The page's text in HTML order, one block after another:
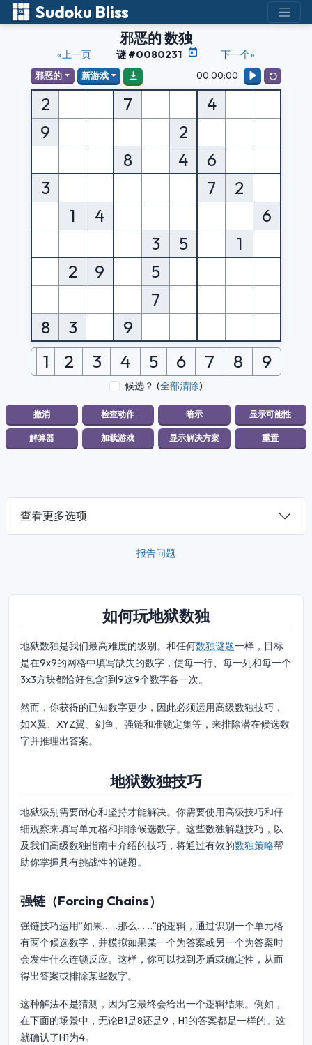
Sudoku Bliss
邪恶的 数独
«上一页 谜 #0080231 下一个»
邪恶的 新游戏 00:00:00
2 7
4
9
2
8
4
6
3
7
2
1
4
6
3
5
1
2
9
5
7
8
3 9
1 2 3 4 5 6 7 8 9
候选？ (全部清除)
查看更多选项
报告问题
如何玩地狱数独
地狱数独是我们最高难度的级别。和任何数独谜题一样，目标
是在9x9的网格中填写缺失的数字，使每一行、每一列和每一个
3x3方块都恰好包含1到9这9个数字各一次。
然而，你获得的已知数字更少，因此必须运用高级数独技巧，
如X翼、XYZ翼、剑鱼、强链和准锁定集等，来排除潜在候选数
字并推理出答案。
地狱数独技巧
地狱级别需要耐心和坚持才能解决。你需要使用高级技巧和仔
细观察来填写单元格和排除候选数字。这些数独解题技巧，以
及我们高级数独指南中介绍的技巧，将通过有效的数独策略帮
助你掌握具有挑战性的谜题。
强链（Forcing Chains）
强链技巧运用“如果……那么……”的逻辑，通过识别一个单元格
有两个候选数字，并模拟如果某一个为答案或另一个为答案时
会发生什么连锁反应。这样，你可以找到矛盾或确定性，从而
得出答案或排除某些数字。
这种解法不是猜测，因为它最终会给出一个逻辑结果。例如，
在下面的场景中，无论B1是8还是9，H1的答案都是一样的。这
就确认了H1为4。